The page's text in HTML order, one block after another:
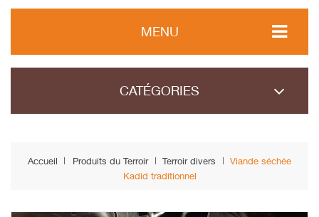
MENU
CATÉGORIES
Accueil Produits du Terroir Terroir divers
Viande séchée
Kadid traditionnel